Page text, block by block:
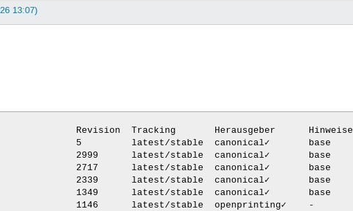
13:07)
Revision  Tracking       Herausgeber      Hinweise
5         latest/stable  canonical✓       base
2999      latest/stable  canonical✓       base
2717      latest/stable  canonical✓       base
2339      latest/stable  canonical✓       base
1349      latest/stable  canonical✓       base
1146      latest/stable  openprinting✓    -